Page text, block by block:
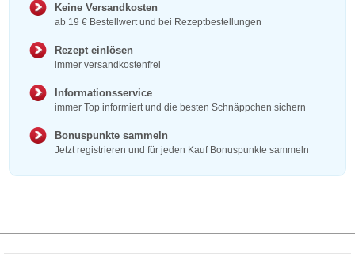
Keine Versandkosten
ab 19 € Bestellwert und bei Rezeptbestellungen
Rezept einlösen
immer versandkostenfrei
Informationsservice
immer Top informiert und die besten Schnäppchen sichern
Bonuspunkte sammeln
Jetzt registrieren und für jeden Kauf Bonuspunkte sammeln